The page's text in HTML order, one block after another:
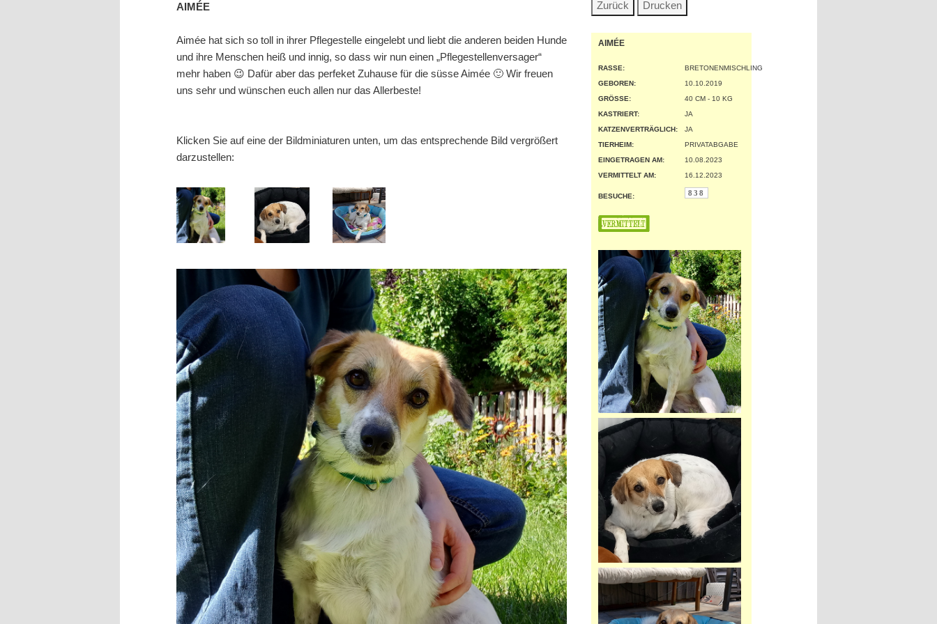
AIMÉE
Aimée hat sich so toll in ihrer Pflegestelle eingelebt und liebt die anderen beiden Hunde
und ihre Menschen heiß und innig, so dass wir nun einen „Pflegestellenversager“
mehr haben 😉 Dafür aber das perfeket Zuhause für die süsse Aimée 🙂 Wir freuen
uns sehr und wünschen euch allen nur das Allerbeste!
Klicken Sie auf eine der Bildminiaturen unten, um das entsprechende Bild vergrößert
darzustellen:
AIMÉE
RASSE:
BRETONENMISCHLING
GEBOREN:
10.10.2019
GRÖSSE:
40 CM - 10 KG
KASTRIERT:
JA
KATZENVERTRÄGLICH:
JA
TIERHEIM:
PRIVATABGABE
EINGETRAGEN AM:
10.08.2023
VERMITTELT AM:
16.12.2023
BESUCHE: 838